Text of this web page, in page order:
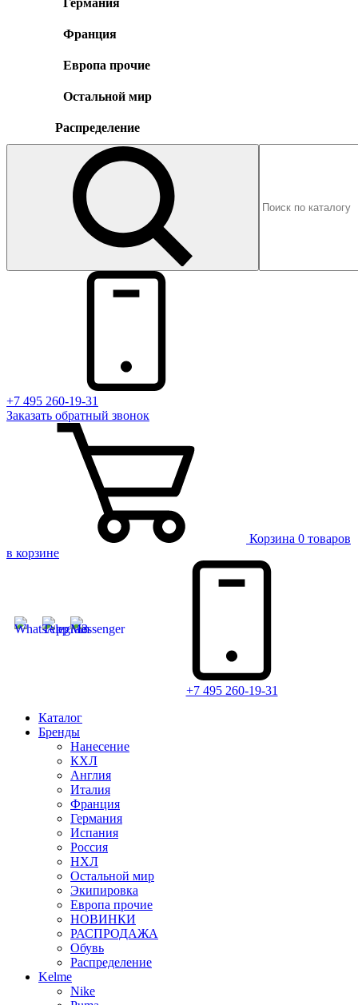
Германия
Франция
Европа прочие
Остальной мир
Распределение
+7 495 260-19-31
Заказать обратный звонок
Корзина 0 товаров
в корзине
+7 495 260-19-31
Каталог
Бренды
Нанесение
КХЛ
Англия
Италия
Франция
Германия
Испания
Россия
НХЛ
Остальной мир
Экипировка
Европа прочие
НОВИНКИ
РАСПРОДАЖА
Обувь
Распределение
Kelme
Nike